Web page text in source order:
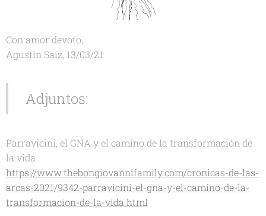
Con amor devoto,
Agustín Saiz, 13/03/21
Adjuntos:
Parravicini, el GNA y el camino de la transformación de
la vida
https://www.thebongiovannifamily.com/cronicas-de-las-
arcas-2021/9342-parravicini-el-gna-y-el-camino-de-la-
transformacion-de-la-vida.html